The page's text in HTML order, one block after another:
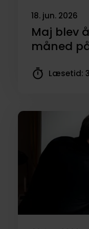
ikke andet end
tager typisk
fuldstændig
Nej, vi kommer
september og
rolig, du
kaffe på
du en dato, og
vi for at aftale
Hvad består en
Maj blev
måned
18. jun. 2026
Læsetid: